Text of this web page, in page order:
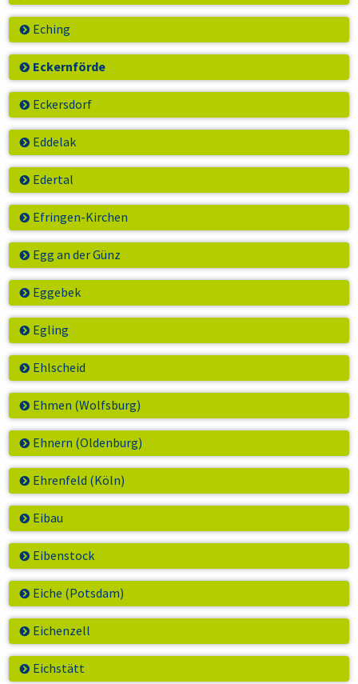
Eching
Eckernförde
Eckersdorf
Eddelak
Edertal
Efringen-Kirchen
Egg an der Günz
Eggebek
Egling
Ehlscheid
Ehmen (Wolfsburg)
Ehnern (Oldenburg)
Ehrenfeld (Köln)
Eibau
Eibenstock
Eiche (Potsdam)
Eichenzell
Eichstätt